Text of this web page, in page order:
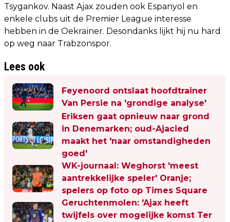
Tsygankov. Naast Ajax zouden ook Espanyol en
enkele clubs uit de Premier League interesse
hebben in de Oekraïner. Desondanks lijkt hij nu hard
op weg naar Trabzonspor.
Lees ook
Feyenoord ontslaat hoofdtrainer
Van Persie na 'grondige analyse'
Eriksen gaat opnieuw naar grond
in Denemarken; oud-Ajacied
maakt het 'naar omstandigheden
goed'
WK-journaal: Weghorst 'meest
aantrekkelijke speler' Oranje;
spelers op foto op Times Square
Geruchtenmolen: 'Ajax heeft
twijfels over mogelijke komst Ter